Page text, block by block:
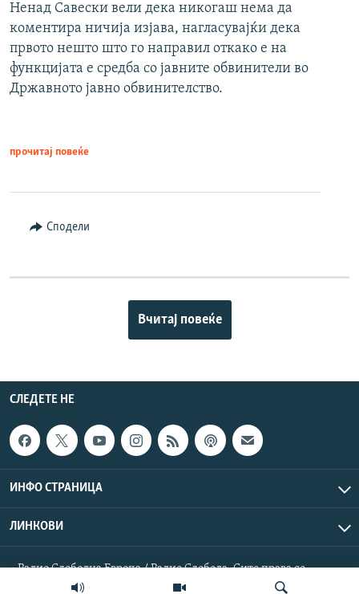
Ненад Савески вели дека никогаш нема да
коментира ничија изјава, нагласувајќи дека
првото нешто што го направил откако е на
функцијата е средба со јавните обвинители во
Државното јавно обвинителство.
прочитај повеќе
Сподели
Вчитај повеќе
СЛЕДЕТЕ НЕ
ИНФО СТРАНИЦА
ЛИНКОВИ
Радио Слободна Европа / Радио Слобода. Сите права се
резервирани